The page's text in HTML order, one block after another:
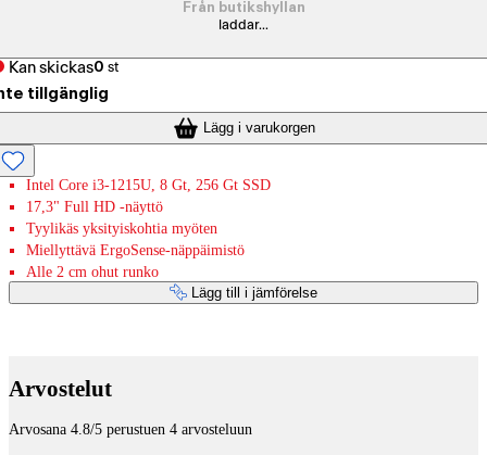
Från butikshyllan
laddar...
Kan skickas0 st
tillgänglig
Lägg i varukorgen
Intel Core i3-1215U, 8 Gt, 256 Gt SSD
17,3" Full HD -näyttö
Tyylikäs yksityiskohtia myöten
Miellyttävä ErgoSense-näppäimistö
Alle 2 cm ohut runko
Lägg till i jämförelse
Arvostelut
Arvosana 4.8/5 perustuen 4 arvosteluun